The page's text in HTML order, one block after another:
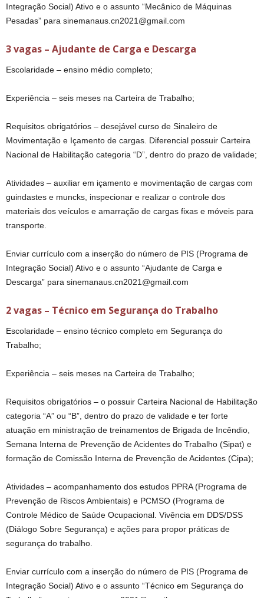
Integração Social) Ativo e o assunto “Mecânico de Máquinas
Pesadas” para sinemanaus.cn2021@gmail.com
3 vagas – Ajudante de Carga e Descarga
Escolaridade – ensino médio completo;
Experiência – seis meses na Carteira de Trabalho;
Requisitos obrigatórios – desejável curso de Sinaleiro de
Movimentação e Içamento de cargas. Diferencial possuir Carteira
Nacional de Habilitação categoria “D”, dentro do prazo de validade;
Atividades – auxiliar em içamento e movimentação de cargas com
guindastes e muncks, inspecionar e realizar o controle dos
materiais dos veículos e amarração de cargas fixas e móveis para
transporte.
Enviar currículo com a inserção do número de PIS (Programa de
Integração Social) Ativo e o assunto “Ajudante de Carga e
Descarga” para sinemanaus.cn2021@gmail.com
2 vagas – Técnico em Segurança do Trabalho
Escolaridade – ensino técnico completo em Segurança do
Trabalho;
Experiência – seis meses na Carteira de Trabalho;
Requisitos obrigatórios – o possuir Carteira Nacional de Habilitação
categoria “A” ou “B”, dentro do prazo de validade e ter forte
atuação em ministração de treinamentos de Brigada de Incêndio,
Semana Interna de Prevenção de Acidentes do Trabalho (Sipat) e
formação de Comissão Interna de Prevenção de Acidentes (Cipa);
Atividades – acompanhamento dos estudos PPRA (Programa de
Prevenção de Riscos Ambientais) e PCMSO (Programa de
Controle Médico de Saúde Ocupacional. Vivência em DDS/DSS
(Diálogo Sobre Segurança) e ações para propor práticas de
segurança do trabalho.
Enviar currículo com a inserção do número de PIS (Programa de
Integração Social) Ativo e o assunto “Técnico em Segurança do